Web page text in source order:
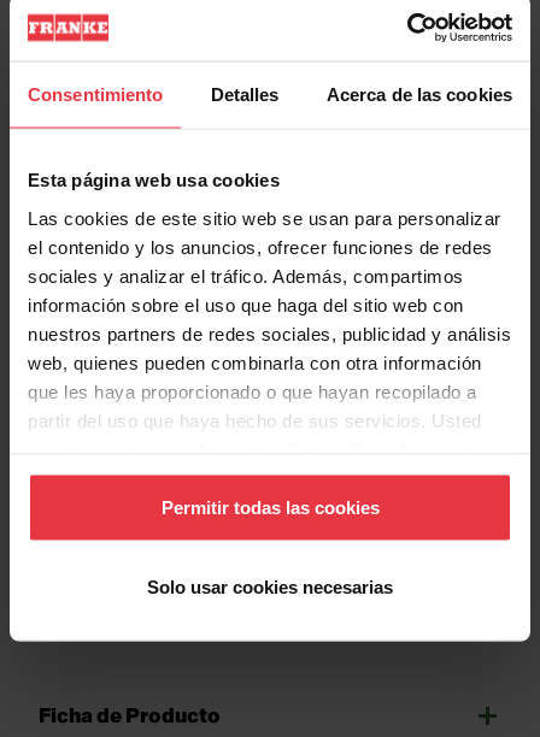
Consentimiento Detalles Acerca de las cookies
Esta página web usa cookies
Las cookies de este sitio web se usan para personalizar
el contenido y los anuncios, ofrecer funciones de redes
sociales y analizar el tráfico. Además, compartimos
información sobre el uso que haga del sitio web con
nuestros partners de redes sociales, publicidad y análisis
web, quienes pueden combinarla con otra información
que les haya proporcionado o que hayan recopilado a
partir del uso que haya hecho de sus servicios. Usted
sitio web.
Permitir todas las cookies
Solo usar cookies necesarias
Aspecto
EAN/UPC 7612986371956
Propiedades
Show more
Ficha de Producto